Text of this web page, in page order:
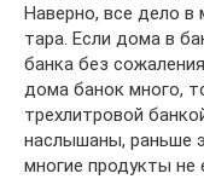
Наверно, все дело в
тара. Если дома в
банка без
дома банок много,
трехлитровой
наслышаны, раньше
многие продукты не